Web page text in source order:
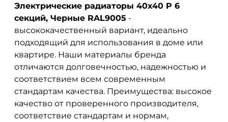
Электрические радиаторы 40x40 P 6
секций, Черные RAL9005 -
высококачественный вариант, идеально
подходящий для использования в доме или
квартире. Наши материалы бренда
отличаются долговечностью, надежностью и
соответствием всем современным
стандартам качества. Преимущества: высокое
качество от проверенного производителя,
соответствие стандартам и нормам,